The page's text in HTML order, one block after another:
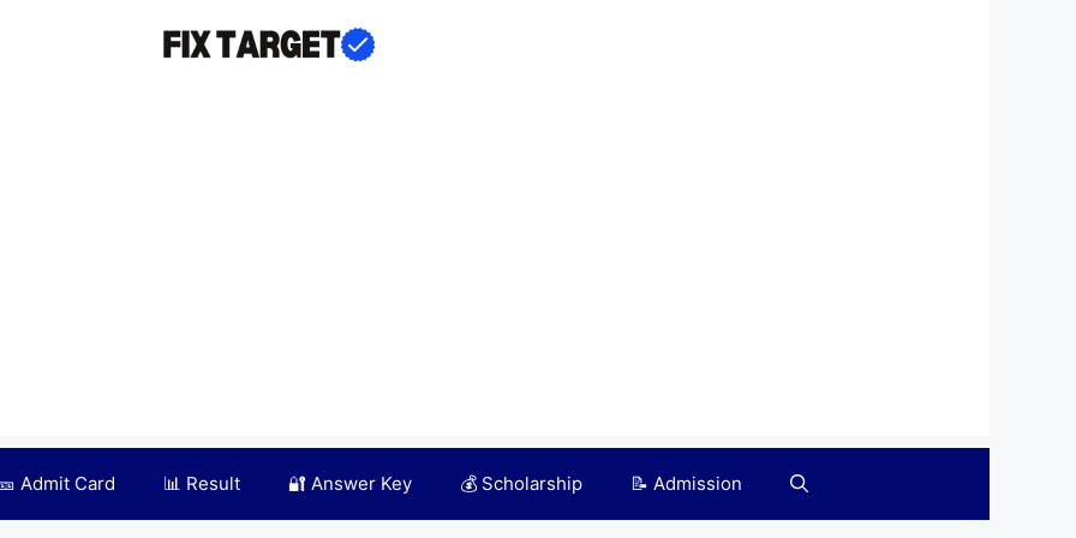
🎫 Admit Card 📊 Result 🔐 Answer Key 💰 Scholarship 📝 Admission